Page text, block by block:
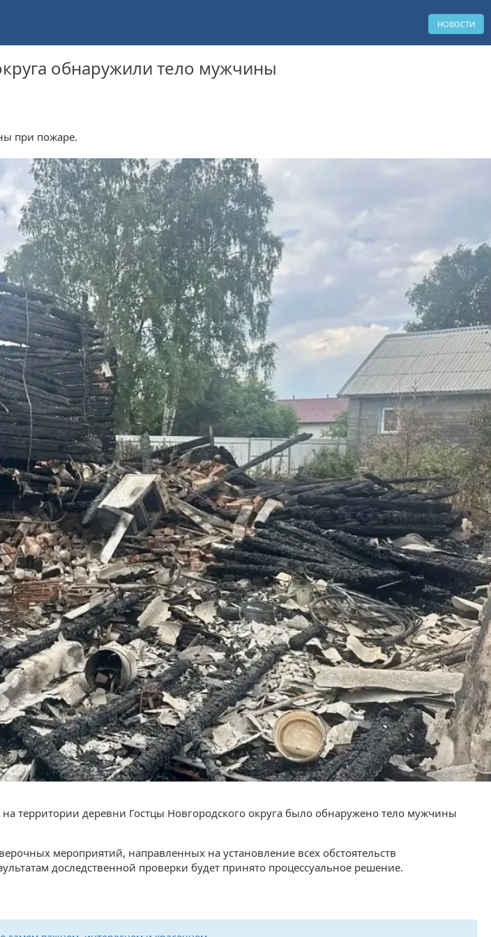
НОВОСТИ
обнаружили тело мужчины
при пожаре.
деревни Гостцы Новгородского округа было обнаружено тело мужчины
мероприятий, направленных на установление всех обстоятельств
доследственной проверки будет принято процессуальное решение.